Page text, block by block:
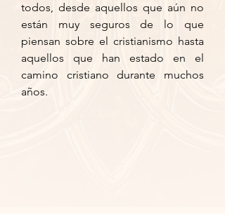
todos, desde aquellos que aún no
están muy seguros de lo que
piensan sobre el cristianismo hasta
aquellos que han estado en el
camino cristiano durante muchos
años.